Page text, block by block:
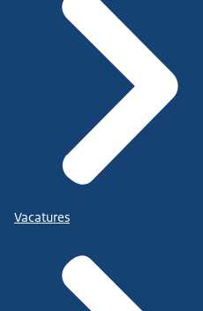
Vacatures